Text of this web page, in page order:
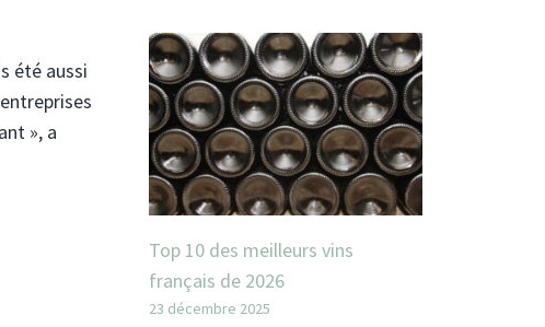
été aussi
», a
Top 10 des meilleurs vins
français de 2026
23 décembre 2025